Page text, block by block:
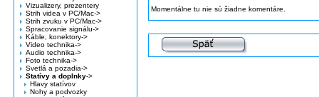
Vizualizery, prezentery
Strih videa v PC/Mac->
Strih zvuku v PC/Mac->
Spracovanie signálu->
Káble, konektory->
Video technika->
Audio technika->
Foto technika->
Svetlá a pozadia->
Statívy a doplnky->
Hlavy statívov
Nohy a podvozky
Momentálne tu nie sú žiadne komentáre.